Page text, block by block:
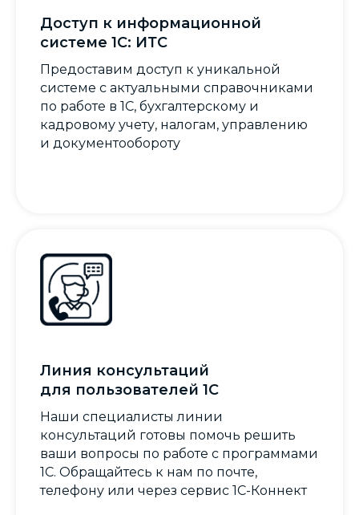
Доступ к информационной
системе 1С: ИТС
Предоставим доступ к уникальной
системе с актуальными справочниками
по работе в 1С, бухгалтерскому и
кадровому учету, налогам, управлению
и документообороту
Линия консультаций
для пользователей 1С
Наши специалисты линии
консультаций готовы помочь решить
ваши вопросы по работе с программами
1С. Обращайтесь к нам по почте,
телефону или через сервис 1С-Коннект